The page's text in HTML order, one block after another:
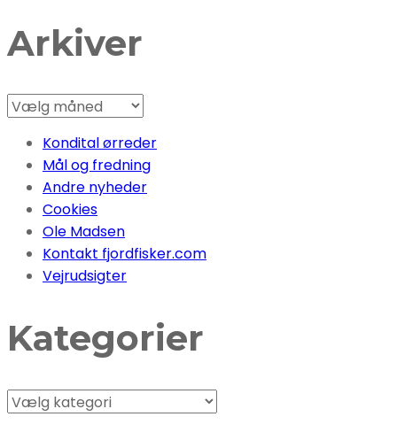
Arkiver
Arkiver
Kondital ørreder
Mål og fredning
Andre nyheder
Cookies
Ole Madsen
Kontakt fjordfisker.com
Vejrudsigter
Kategorier
Kategorier